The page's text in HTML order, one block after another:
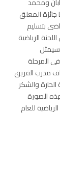
جائزة المعلق
بتسليم
الرياضية
سيمثل
..والذى سيضم 24 لاعبا فى المرحلة
مدرب الفريق
والشكر
الصورة
للعام